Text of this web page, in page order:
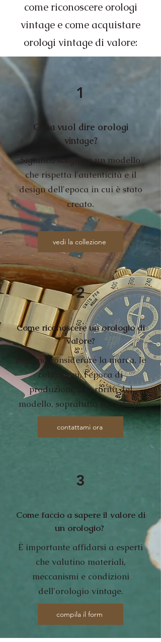
come riconoscere orologi
vintage e come acquistare
orologi vintage di valore:
1
Cosa vuol dire orologi
vintage?
Significa scegliere un modello
che rispetta l'autenticità e il
design dell'epoca in cui è stato
creato.
vedi la collezione
2
Come riconoscere un orologio di
valore?
Bisogna considerare la marca, le
condizioni, l'epoca di
produzione e la rarità del
modello, sopratutto se vintage.
contattami ora
3
Come faccio a sapere il valore di
un orologio?
È importante affidarsi a esperti
che valutino materiali,
meccanismi e condizioni
dell'orologio vintage.
compila il form